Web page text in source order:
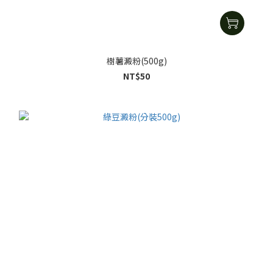
樹薯澱粉(500g)
NT$50